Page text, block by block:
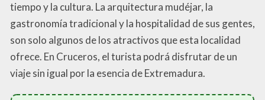
tiempo y la cultura. La arquitectura mudéjar, la
gastronomía tradicional y la hospitalidad de sus gentes,
son solo algunos de los atractivos que esta localidad
ofrece. En Cruceros, el turista podrá disfrutar de un
viaje sin igual por la esencia de Extremadura.